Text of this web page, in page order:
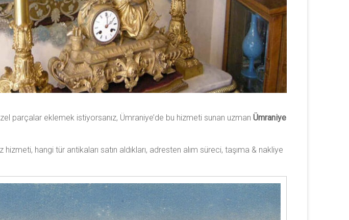
parçalar eklemek istiyorsanız, Ümraniye’de bu hizmeti sunan uzman Ümraniye
hangi tür antikaları satın aldıkları, adresten alım süreci, taşıma & nakliye